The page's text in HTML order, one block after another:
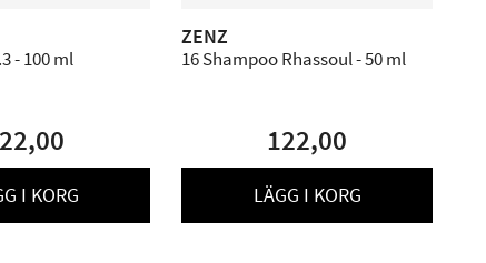
- 100 ml
I KORG
ZENZ
16 Shampoo Rhassoul - 50 ml
122,00
LÄGG I KORG